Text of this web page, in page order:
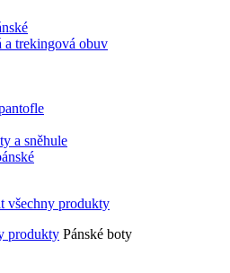
a trekingová obuv
a sněhule
produkty Pánské boty